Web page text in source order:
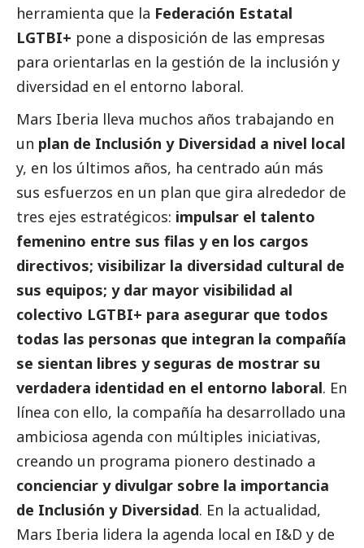
herramienta que la Federación Estatal
LGTBI+ pone a disposición de las empresas
para orientarlas en la gestión de la inclusión y
diversidad en el entorno laboral.
Mars Iberia lleva muchos años trabajando en
un plan de Inclusión y Diversidad a nivel local
y, en los últimos años, ha centrado aún más
sus esfuerzos en un plan que gira alrededor de
tres ejes estratégicos: impulsar el talento
femenino entre sus filas y en los cargos
directivos; visibilizar la diversidad cultural de
sus equipos; y dar mayor visibilidad al
colectivo LGTBI+ para asegurar que todos
todas las personas que integran la compañía
se sientan libres y seguras de mostrar su
verdadera identidad en el entorno laboral. En
línea con ello, la compañía ha desarrollado una
ambiciosa agenda con múltiples iniciativas,
creando un programa pionero destinado a
concienciar y divulgar sobre la importancia
de Inclusión y Diversidad. En la actualidad,
Mars Iberia lidera la agenda local en I&D y de